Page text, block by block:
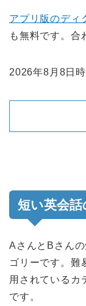
アプリ版のディ
も無料です。合
2026年8月8日
短い英会
AさんとBさん
ゴリーです。難
用されているカ
です。